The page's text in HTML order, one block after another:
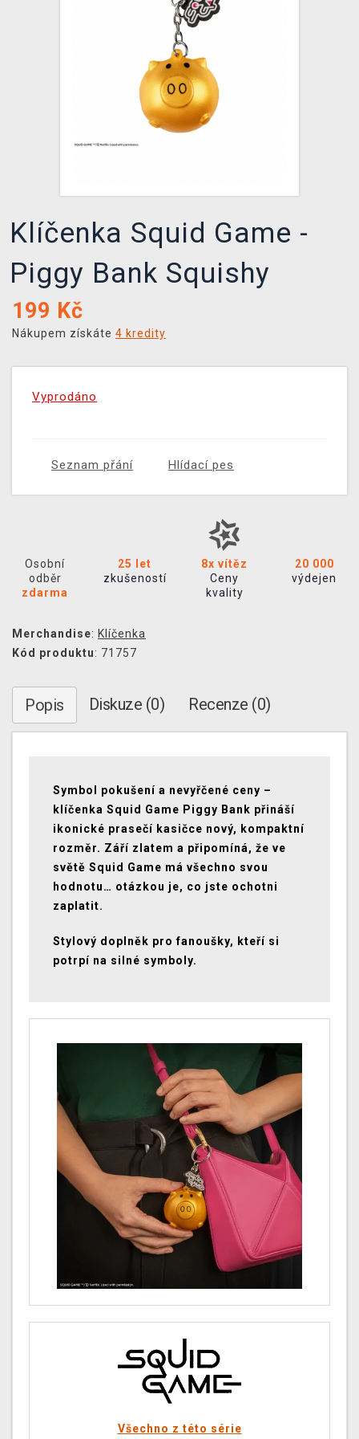
TCG & BOARDGAME HUB
VÝKUP HER (BAZAR)
Klíčenka Squid Game -
Piggy Bank Squishy
199 Kč
Nákupem získáte 4 kredity
Vyprodáno
Seznam přání Hlídací pes
Osobní
odběr
zdarma
25 let
zkušeností
8x vítěz
Ceny
kvality
20 000
výdejen
Merchandise: Klíčenka
Kód produktu: 71757
Popis Diskuze (0) Recenze (0)
Symbol pokušení a nevyřčené ceny –
klíčenka Squid Game Piggy Bank přináší
ikonické prasečí kasičce nový, kompaktní
rozměr. Září zlatem a připomíná, že ve
světě Squid Game má všechno svou
hodnotu… otázkou je, co jste ochotni
zaplatit.
Stylový doplněk pro fanoušky, kteří si
potrpí na silné symboly.
Všechno z této série